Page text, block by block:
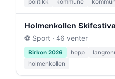
politikk
kommune
Holmenkollen
⚽ Sport · 46 venter
Birken 2026 hopp
holmenkollen